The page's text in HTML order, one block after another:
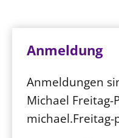
Anmeldung
Anmeldungen
Michael Freitag-
michael.Freitag-
Personalausschuss